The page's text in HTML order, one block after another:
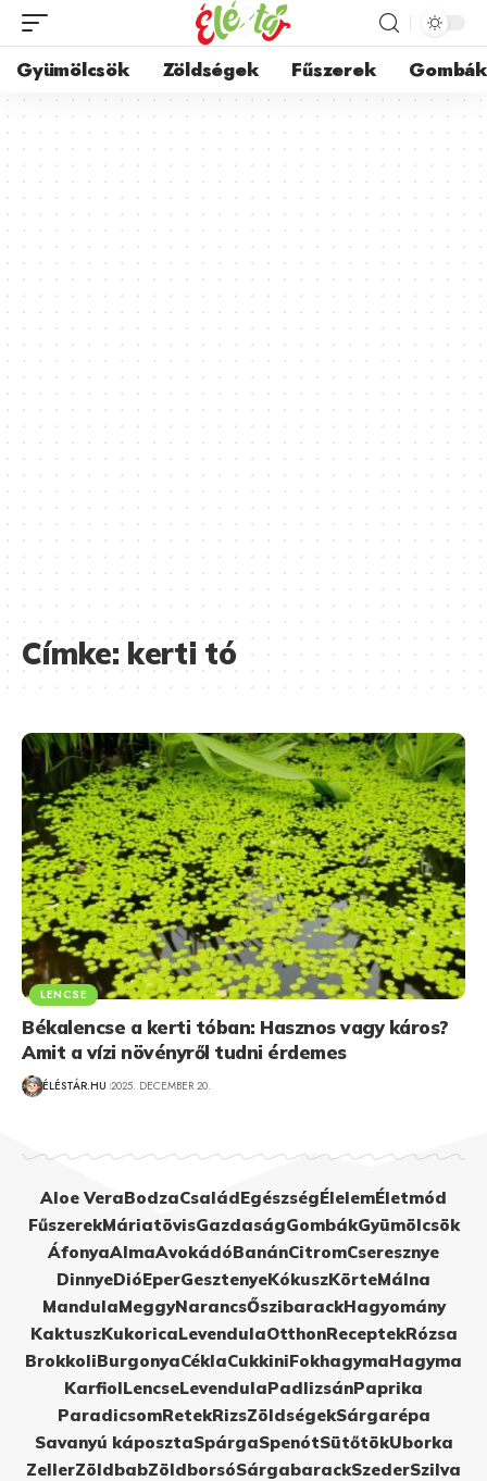
Gyümölcsök Zöldségek Fűszerek Gombák
Címke:kerti tó
LENCSE
Békalencse a kerti tóban: Hasznos vagy káros?
Amit a vízi növényről tudni érdemes
ÉLÉSTÁR.HU 2025. DECEMBER 20.
Aloe VeraBodzaCsaládEgészségÉlelemÉletmód
FűszerekMáriatövisGazdaságGombákGyümölcsök
ÁfonyaAlmaAvokádóBanánCitromCseresznye
DinnyeDióEperGesztenyeKókuszKörteMálna
MandulaMeggyNarancsŐszibarackHagyomány
KaktuszKukoricaLevendulaOtthonReceptekRózsa
BrokkoliBurgonyaCéklaCukkiniFokhagymaHagyma
KarfiolLencseLevendulaPadlizsánPaprika
ParadicsomRetekRizsZöldségekSárgarépa
Savanyú káposztaSpárgaSpenótSütőtökUborka
ZellerZöldbabZöldborsóSárgabarackSzederSzilva